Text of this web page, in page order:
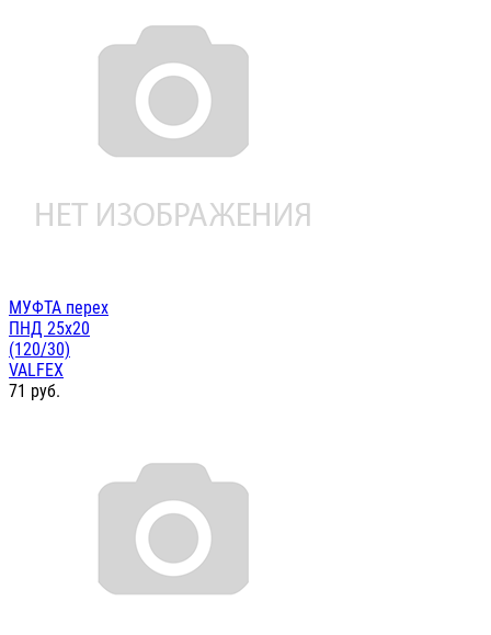
МУФТА перех
ПНД 25х20
(120/30)
VALFEX
71 руб.